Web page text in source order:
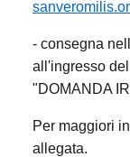
- consegna
all'ingresso
"DOMANDA
Per maggiori
allegata.